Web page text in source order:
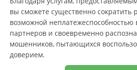
вы сможете существенно сократить
возможной неплатежеспособностью
партнеров и своевременно
мошенников, пытающихся
доверием.